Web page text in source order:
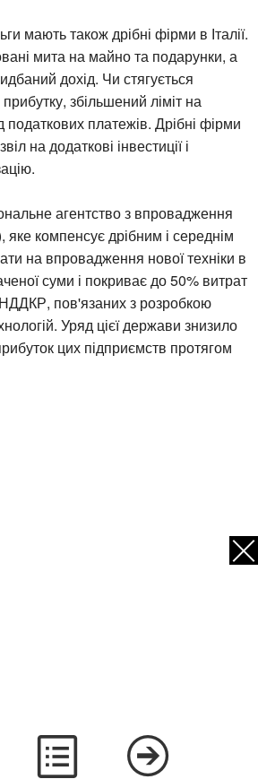
мають також дрібні фірми в Італії.
мита на майно та подарунки, а
дохід. Чи стягується
збільшений ліміт на
податкових платежів. Дрібні фірми
на додаткові інвестиції і
агентство з впровадження
компенсує дрібним і середнім
на впровадження нової техніки в
суми і покриває до 50% витрат
пов'язаних з розробкою
Уряд цієї держави знизило
цих підприємств протягом